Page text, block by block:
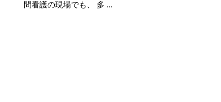
問看護の現場でも、 多 ...